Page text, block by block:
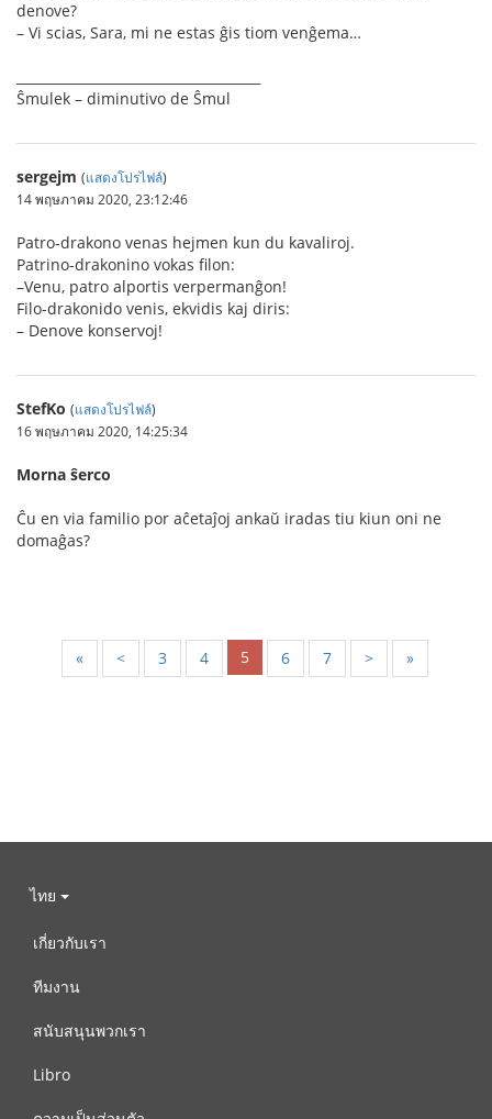
denove?
– Vi scias, Sara, mi ne estas ĝis tiom venĝema…
Ŝmulek – diminutivo de Ŝmul
sergejm (แสดงโปรไฟล์)
14 พฤษภาคม 2020, 23:12:46
Patro-drakono venas hejmen kun du kavaliroj.
Patrino-drakonino vokas filon:
–Venu, patro alportis verpermanĝon!
Filo-drakonido venis, ekvidis kaj diris:
– Denove konservoj!
StefKo (แสดงโปรไฟล์)
16 พฤษภาคม 2020, 14:25:34
Morna ŝerco
Ĉu en via familio por aĉetaĵoj ankaŭ iradas tiu kiun oni ne
domaĝas?
« < 3 4 5 6 7 > »
ไทย
เกี่ยวกับเรา
ทีมงาน
สนับสนุนพวกเรา
Libro